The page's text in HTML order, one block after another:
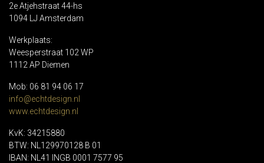
2e Atjehstraat 44-hs
1094 LJ Amsterdam
Werkplaats:
Weesperstraat 102 WP
1112 AP Diemen
Mob: 06 81 94 06 17
info@echtdesign.nl
www.echtdesign.nl
KvK: 34215880
BTW: NL129970128 B 01
IBAN: NL41 INGB 0001 7577 95